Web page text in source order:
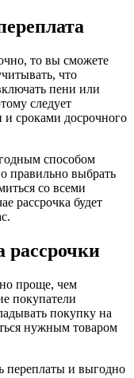
то вы сможете
что
пени или
следует
и сроками досрочного
способом
правильно выбрать
со всеми
рассрочка будет
рассрочки
проще, чем
покупатели
покупку на
нужным товаром
переплаты и выгодно